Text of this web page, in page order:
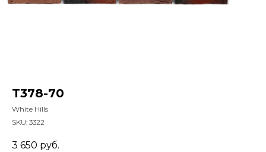
T378-70
White Hills
SKU: 3322
3 650 руб.